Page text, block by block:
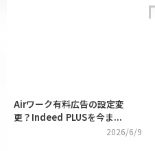
Airワーク有料広告の設定変
更？Indeed PLUSを今ま...
2026/6/9